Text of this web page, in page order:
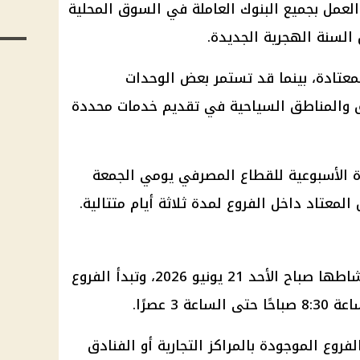
بجميع البنوك العاملة في السوق المحلية
الهجرية الجديدة.
بينما قد تستمر بعض الوحدات
والمناطق السياحية في تقديم خدمات محددة
الأسبوعية للقطاع المصرفي يومي الجمعة
داخل الفروع لمدة ثلاثة أيام متتالية.
تستأنف البنوك العاملة في مصر نشاطها صباح الأحد 21 يونيو 2026، وتبدأ الفروع
عصرًا.
الموجودة بالمراكز التجارية أو الفنادق